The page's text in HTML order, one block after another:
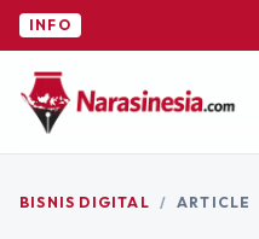
INFO
BISNIS DIGITAL / ARTICLE